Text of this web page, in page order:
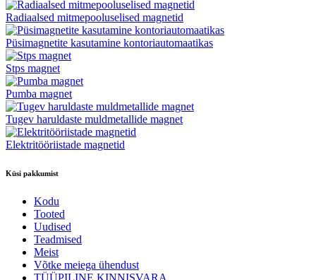
Radiaalsed mitmepooluselised magnetid
Püsimagnetite kasutamine kontoriautomaatikas
Stps magnet
Pumba magnet
Tugev haruldaste muldmetallide magnet
Elektritööriistade magnetid
Küsi pakkumist
Kodu
Tooted
Uudised
Teadmised
Meist
Võtke meiega ühendust
TÜÜPILINE KINNISVARA